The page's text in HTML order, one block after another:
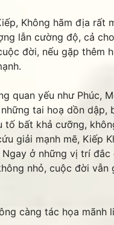
Không hãm địa rất
lẫn cường độ, cả
đời, nếu gặp thêm
quan yếu như Phúc,
tai hoạ dồn dập,
tố bất khả cưỡng,
giải mạnh mẽ, Kiếp
ở những vị trí đắc
nhỏ, cuộc đời vẫn
càng tác họa mãnh